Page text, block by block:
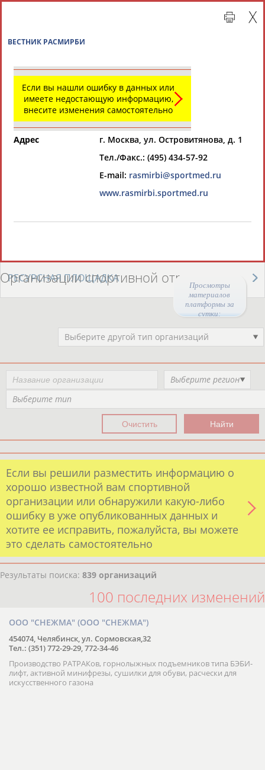
Просмотры
материалов
платформы за
сутки:
Организации спортивной отрасли
СВОДНЫЕ ИНДЕКСЫ
РЕСУРСНАЯ ПЛОЩАДКА
Организации спортивной отрасли
Выберите другой тип организаций
Выберите регион
Выберите тип
Если вы решили разместить информацию о
хорошо известной вам спортивной
организации или обнаружили какую-либо
ошибку в уже опубликованных данных и
хотите ее исправить, пожалуйста, вы можете
это сделать самостоятельно
Результаты поиска: 839 организаций
100 последних изменений
ООО "СНЕЖМА" (ООО "СНЕЖМА")
454074, Челябинск, ул. Сормовская,32
Тел.: (351) 772-29-29, 772-34-46
Производство РАТРАКов, горнолыжных подъемников типа БЭБИ-
лифт, активной минифрезы, сушилки для обуви, расчески для
искусственного газона
Если вы нашли ошибку в данных или
имеете недостающую информацию,
внесите изменения самостоятельно
Адрес
г. Москва, ул. Островитянова, д. 1
Тел./Факс.: (495) 434-57-92
E-mail: rasmirbi@sportmed.ru
www.rasmirbi.sportmed.ru